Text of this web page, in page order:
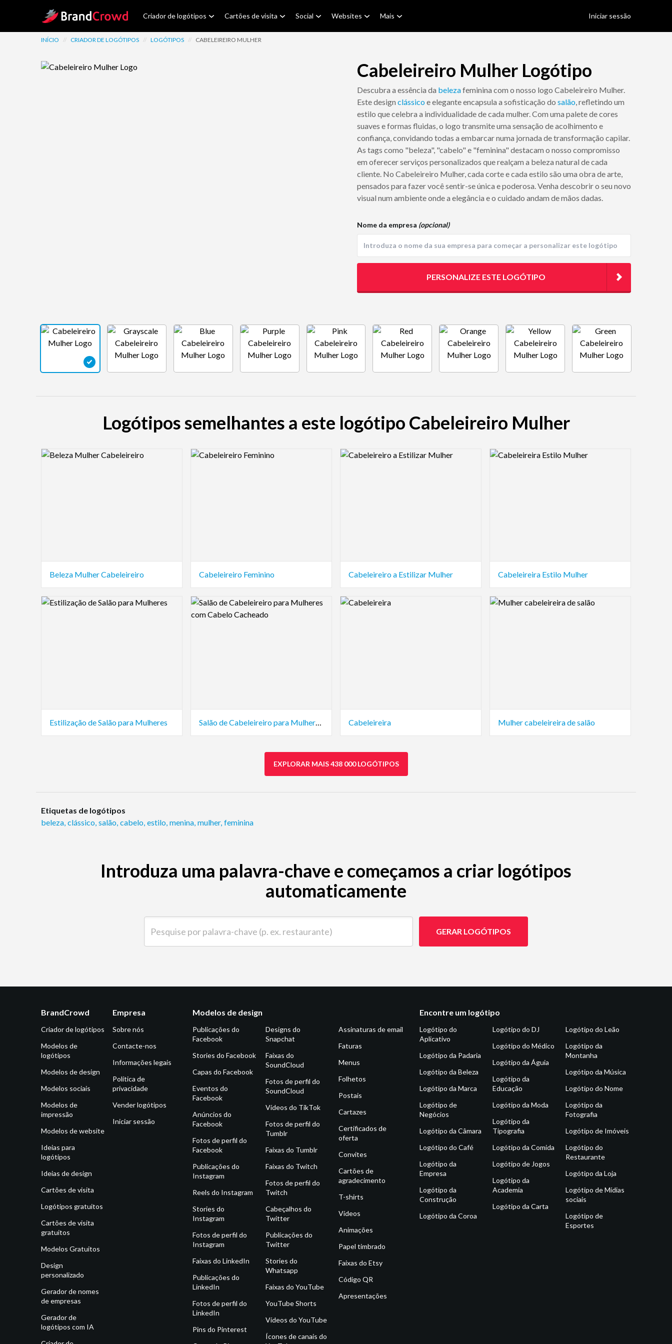
Site Logo Criador de logótipos Cartões de visita Social Websites Mais Iniciar sessão
INÍCIO // CRIADOR DE LOGÓTIPOS // LOGÓTIPOS // CABELEIREIRO MULHER
Cabeleireiro Mulher Logótipo
Descubra a essência da belezafeminina com o nosso logo Cabeleireiro Mulher.
Este design clássicoe elegante encapsula a sofisticação do salão, refletindo um
estilo que celebra a individualidade de cada mulher. Com uma palete de cores
suaves e formas fluidas, o logo transmite uma sensação de acolhimento e
confiança, convidando todas a embarcar numa jornada de transformação capilar.
As tags como "beleza", "cabelo" e "feminina" destacam o nosso compromisso
em oferecer serviços personalizados que realçam a beleza natural de cada
cliente. No Cabeleireiro Mulher, cada corte e cada estilo são uma obra de arte,
pensados para fazer você sentir-se única e poderosa. Venha descobrir o seu novo
visual num ambiente onde a elegância e o cuidado andam de mãos dadas.
Nome da empresa (opcional)
PERSONALIZE ESTE LOGÓTIPO
Logótipos semelhantes a este logótipo Cabeleireiro Mulher
Logo Preview Image
Beleza Mulher Cabeleireiro
Logo Preview Image
Cabeleireiro Feminino
Logo Preview Image
Cabeleireiro a Estilizar Mulher
Logo Preview Image
Cabeleireira Estilo Mulher
Logo Preview Image
Estilização de Salão para Mulheres
Logo Preview Image
Salão de Cabeleireiro para Mulheres com Cabelo Cacheado
Logo Preview Image
Cabeleireira
Logo Preview Image
Mulher cabeleireira de salão
EXPLORAR MAIS 438 000 LOGÓTIPOS
Etiquetas de logótipos
beleza, clássico, salão, cabelo, estilo, menina, mulher, feminina
Introduza uma palavra-chave e começamos a criar logótipos
automaticamente
GERAR LOGÓTIPOS
BrandCrowd
Criador de logótipos
Modelos de
logótipos
Modelos de design
Modelos sociais
Modelos de
impressão
Modelos de website
Ideias para
logótipos
Ideias de design
Cartões de visita
Logótipos gratuitos
Cartões de visita
gratuitos
Modelos Gratuitos
Design
personalizado
Gerador de nomes
de empresas
Gerador de
logótipos com IA
Empresa
Sobre nós
Contacte-nos
Informações legais
Política de
privacidade
Vender logótipos
Iniciar sessão
Modelos de design
Publicações do
Facebook
Stories do Facebook
Capas do Facebook
Eventos do
Facebook
Anúncios do
Facebook
Fotos de perfil do
Facebook
Publicações do
Instagram
Reels do Instagram
Stories do
Instagram
Fotos de perfil do
Instagram
Faixas do LinkedIn
Publicações do
LinkedIn
Fotos de perfil do
LinkedIn
Pins do Pinterest
Designs do
Snapchat
Faixas do
SoundCloud
Fotos de perfil do
SoundCloud
Vídeos do TikTok
Fotos de perfil do
Tumblr
Faixas do Tumblr
Faixas do Twitch
Fotos de perfil do
Twitch
Cabeçalhos do
Twitter
Publicações do
Twitter
Stories do
Whatsapp
Faixas do YouTube
YouTube Shorts
Vídeos do YouTube
Ícones de canais do
Assinaturas de email
Faturas
Menus
Folhetos
Postais
Cartazes
Certificados de
oferta
Convites
Cartões de
agradecimento
T-shirts
Vídeos
Animações
Papel timbrado
Faixas do Etsy
Código QR
Apresentações
Encontre um logótipo
Logótipo do
Aplicativo
Logótipo da Padaria
Logótipo da Beleza
Logótipo da Marca
Logótipo de
Negócios
Logótipo da Câmara
Logótipo do Café
Logótipo da
Empresa
Logótipo da
Construção
Logótipo da Coroa
Logótipo do DJ
Logótipo do Médico
Logótipo da Águia
Logótipo da
Educação
Logótipo da Moda
Logótipo da
Tipografia
Logótipo da Comida
Logótipo de Jogos
Logótipo da
Academia
Logótipo da Carta
Logótipo do Leão
Logótipo da
Montanha
Logótipo da Música
Logótipo do Nome
Logótipo da
Fotografia
Logótipo de Imóveis
Logótipo do
Restaurante
Logótipo da Loja
Logótipo de Mídias
sociais
Logótipo de
Esportes